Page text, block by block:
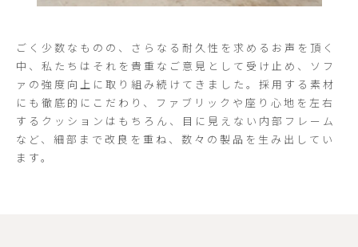
ごく少数なものの、さらなる耐久性を求めるお声を頂く
中、私たちはそれを貴重なご意見として受け止め、ソフ
ァの強度向上に取り組み続けてきました。採用する素材
にも徹底的にこだわり、ファブリックや座り心地を左右
するクッションはもちろん、目に見えない内部フレーム
など、細部まで改良を重ね、数々の製品を生み出してい
ます。